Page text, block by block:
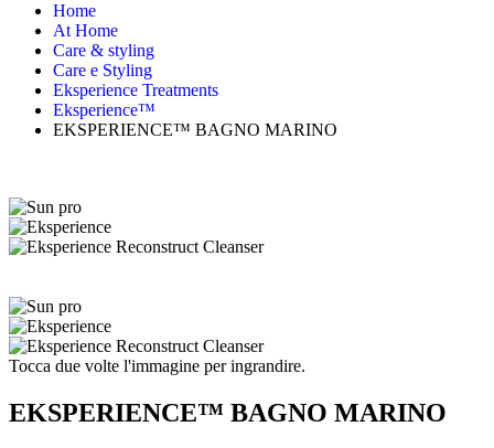
Home
At Home
Care & styling
Care e Styling
Eksperience Treatments
Eksperience™
EKSPERIENCE™ BAGNO MARINO
Tocca due volte l'immagine per ingrandire.
EKSPERIENCE™ BAGNO MARINO